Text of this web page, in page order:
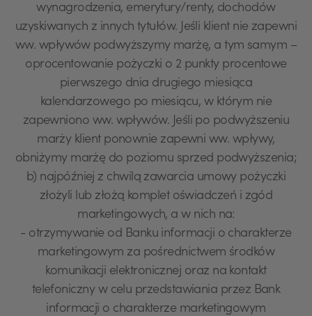
wynagrodzenia, emerytury/renty, dochodów
uzyskiwanych z innych tytułów. Jeśli klient nie zapewni
ww. wpływów podwyższymy marżę, a tym samym –
oprocentowanie pożyczki o 2 punkty procentowe
pierwszego dnia drugiego miesiąca
kalendarzowego po miesiącu, w którym nie
zapewniono ww. wpływów. Jeśli po podwyższeniu
marży klient ponownie zapewni ww. wpływy,
obniżymy marżę do poziomu sprzed podwyższenia;
b) najpóźniej z chwilą zawarcia umowy pożyczki
złożyli lub złożą komplet oświadczeń i zgód
marketingowych, a w nich na:
- otrzymywanie od Banku informacji o charakterze
marketingowym za pośrednictwem środków
komunikacji elektronicznej oraz na kontakt
telefoniczny w celu przedstawiania przez Bank
informacji o charakterze marketingowym